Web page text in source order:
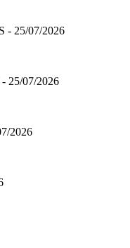
- 25/07/2026
- 25/07/2026
2026